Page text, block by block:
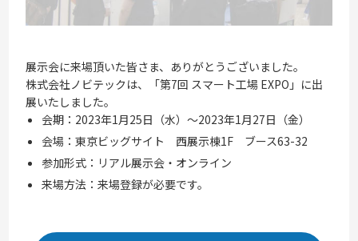
展示会に来場頂いた皆さま、ありがとうございました。
株式会社ノビテックは、「第7回 スマート工場 EXPO 」に出
展いたしました。
会期： 2023年1月25日（水）〜2023年1月27日（金）
会場：東京ビッグサイト 西展示棟1F ブース63-32
参加形式：リアル展示会・オンライン
来場方法：来場登録が必要です。